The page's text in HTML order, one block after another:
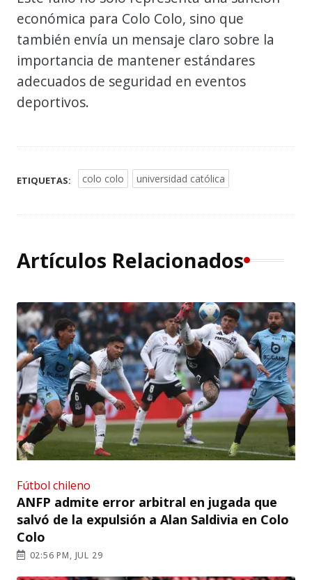
económica para Colo Colo, sino que
también envía un mensaje claro sobre la
importancia de mantener estándares
adecuados de seguridad en eventos
deportivos.
ETIQUETAS: colo colo universidad católica
Artículos Relacionados
Fútbol chileno
ANFP admite error arbitral en jugada que
salvó de la expulsión a Alan Saldivia en Colo
Colo
02:56 PM, JUL 29